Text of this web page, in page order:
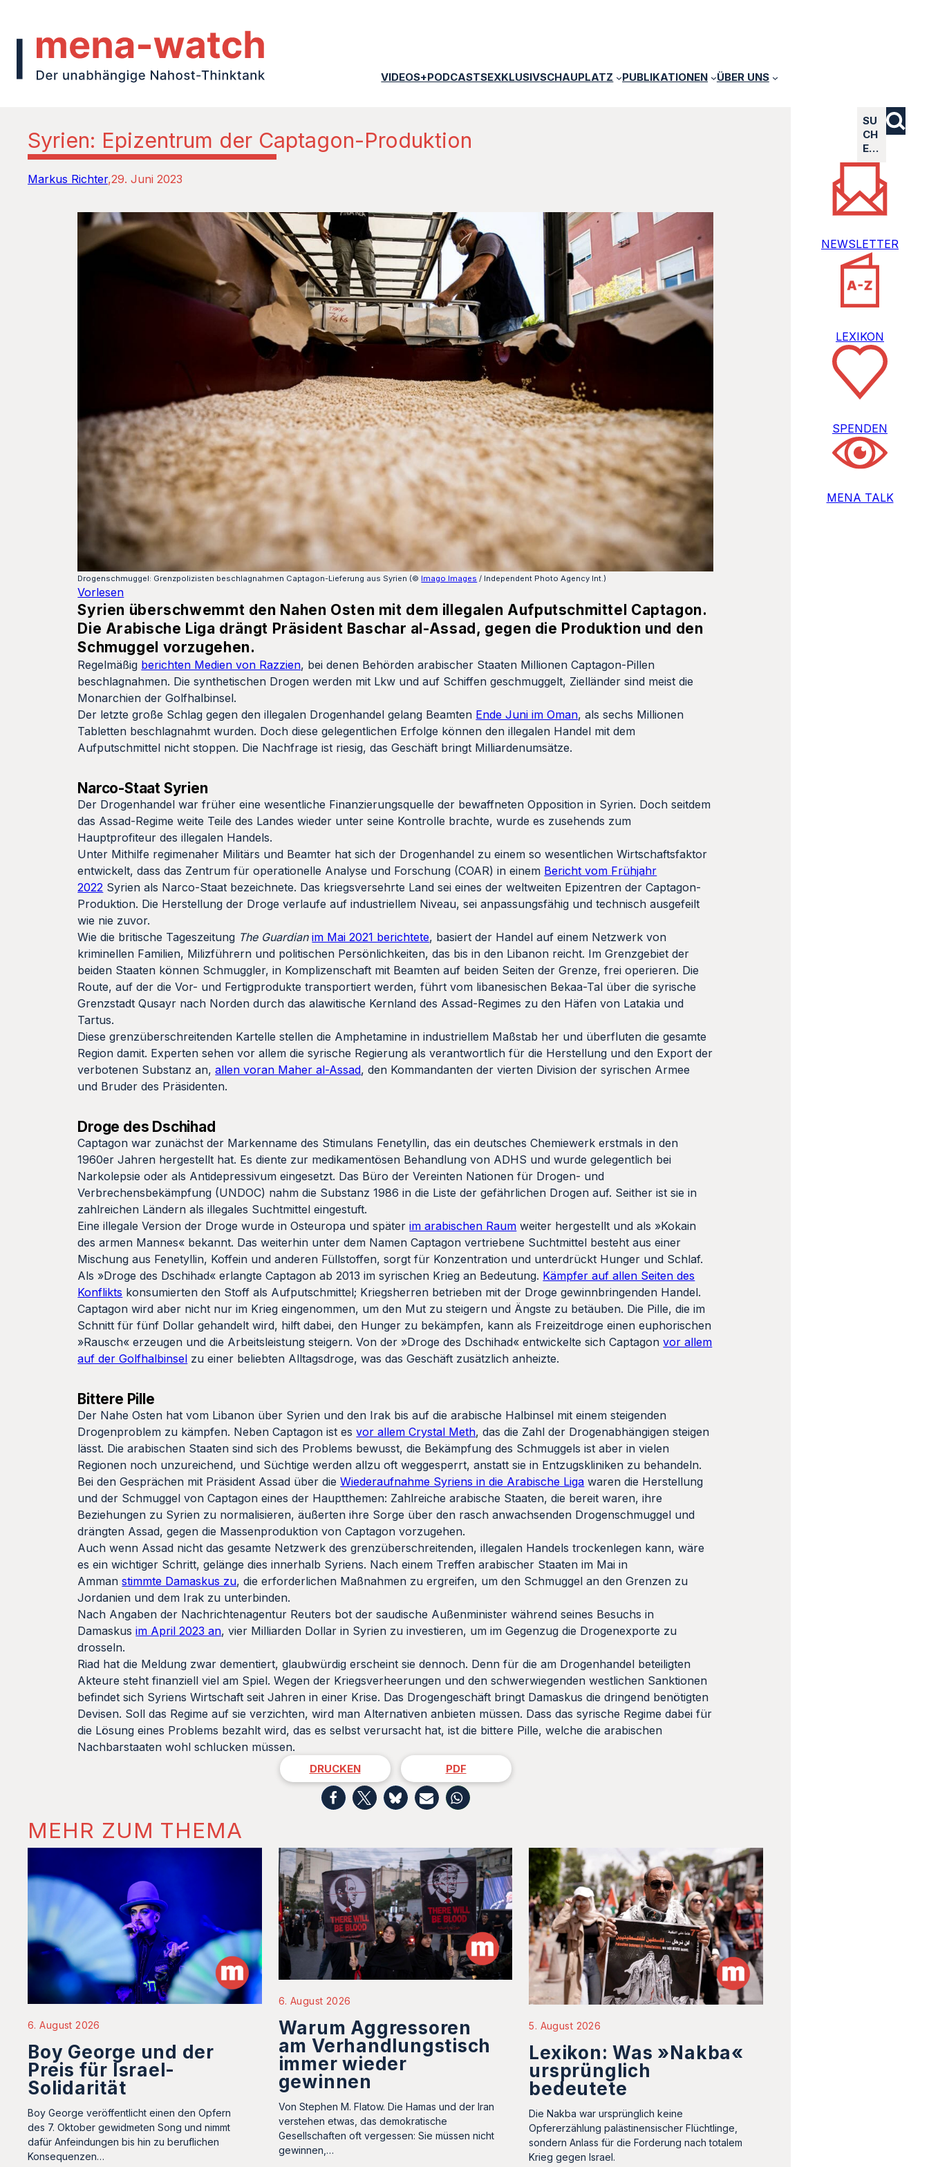
VIDEOS+PODCASTSEXKLUSIVSCHAUPLATZ PUBLIKATIONEN ÜBER UNS
Syrien: Epizentrum der Captagon-Produktion
Markus Richter 29. Juni 2023
Drogenschmuggel: Grenzpolizisten beschlagnahmen Captagon-Lieferung aus Syrien (© Imago Images / Independent Photo Agency Int.)
Vorlesen
Syrien überschwemmt den Nahen Osten mit dem illegalen Aufputschmittel Captagon.
Die Arabische Liga drängt Präsident Baschar al-Assad, gegen die Produktion und den
Schmuggel vorzugehen.
Regelmäßig berichten Medien von Razzien, bei denen Behörden arabischer Staaten Millionen Captagon-Pillen
beschlagnahmen. Die synthetischen Drogen werden mit Lkw und auf Schiffen geschmuggelt, Zielländer sind meist die
Monarchien der Golfhalbinsel.
Der letzte große Schlag gegen den illegalen Drogenhandel gelang Beamten Ende Juni im Oman, als sechs Millionen
Tabletten beschlagnahmt wurden. Doch diese gelegentlichen Erfolge können den illegalen Handel mit dem
Aufputschmittel nicht stoppen. Die Nachfrage ist riesig, das Geschäft bringt Milliardenumsätze.
Narco-Staat Syrien
Der Drogenhandel war früher eine wesentliche Finanzierungsquelle der bewaffneten Opposition in Syrien. Doch seitdem
das Assad-Regime weite Teile des Landes wieder unter seine Kontrolle brachte, wurde es zusehends zum
Hauptprofiteur des illegalen Handels.
Unter Mithilfe regimenaher Militärs und Beamter hat sich der Drogenhandel zu einem so wesentlichen Wirtschaftsfaktor
entwickelt, dass das Zentrum für operationelle Analyse und Forschung (COAR) in einem Bericht vom Frühjahr
2022 Syrien als Narco-Staat bezeichnete. Das kriegsversehrte Land sei eines der weltweiten Epizentren der Captagon-
Produktion. Die Herstellung der Droge verlaufe auf industriellem Niveau, sei anpassungsfähig und technisch ausgefeilt
wie nie zuvor.
Wie die britische Tageszeitung The Guardian im Mai 2021 berichtete, basiert der Handel auf einem Netzwerk von
kriminellen Familien, Milizführern und politischen Persönlichkeiten, das bis in den Libanon reicht. Im Grenzgebiet der
beiden Staaten können Schmuggler, in Komplizenschaft mit Beamten auf beiden Seiten der Grenze, frei operieren. Die
Route, auf der die Vor- und Fertigprodukte transportiert werden, führt vom libanesischen Bekaa-Tal über die syrische
Grenzstadt Qusayr nach Norden durch das alawitische Kernland des Assad-Regimes zu den Häfen von Latakia und
Tartus.
Diese grenzüberschreitenden Kartelle stellen die Amphetamine in industriellem Maßstab her und überfluten die gesamte
Region damit. Experten sehen vor allem die syrische Regierung als verantwortlich für die Herstellung und den Export der
verbotenen Substanz an,allen voran Maher al-Assad, den Kommandanten der vierten Division der syrischen Armee
und Bruder des Präsidenten.
Droge des Dschihad
Captagon war zunächst der Markenname des Stimulans Fenetyllin, das ein deutsches Chemiewerk erstmals in den
1960er Jahren hergestellt hat. Es diente zur medikamentösen Behandlung von ADHS und wurde gelegentlich bei
Narkolepsie oder als Antidepressivum eingesetzt. Das Büro der Vereinten Nationen für Drogen- und
Verbrechensbekämpfung (UNDOC) nahm die Substanz 1986 in die Liste der gefährlichen Drogen auf. Seither ist sie in
zahlreichen Ländern als illegales Suchtmittel eingestuft.
Eine illegale Version der Droge wurde in Osteuropa und späterim arabischen Raum weiter hergestellt und als »Kokain
des armen Mannes« bekannt. Das weiterhin unter dem Namen Captagon vertriebene Suchtmittel besteht aus einer
Mischung aus Fenetyllin, Koffein und anderen Füllstoffen, sorgt für Konzentration und unterdrückt Hunger und Schlaf.
Als »Droge des Dschihad« erlangte Captagon ab 2013 im syrischen Krieg an Bedeutung. Kämpfer auf allen Seiten des
Konflikts konsumierten den Stoff als Aufputschmittel; Kriegsherren betrieben mit der Droge gewinnbringenden Handel.
Captagon wird aber nicht nur im Krieg eingenommen, um den Mut zu steigern und Ängste zu betäuben. Die Pille, die im
Schnitt für fünf Dollar gehandelt wird, hilft dabei, den Hunger zu bekämpfen, kann als Freizeitdroge einen euphorischen
»Rausch« erzeugen und die Arbeitsleistung steigern. Von der »Droge des Dschihad« entwickelte sich Captagonvor allem
auf der Golfhalbinsel zu einer beliebten Alltagsdroge, was das Geschäft zusätzlich anheizte.
Bittere Pille
Der Nahe Osten hat vom Libanon über Syrien und den Irak bis auf die arabische Halbinsel mit einem steigenden
Drogenproblem zu kämpfen. Neben Captagon ist esvor allem Crystal Meth, das die Zahl der Drogenabhängigen steigen
lässt. Die arabischen Staaten sind sich des Problems bewusst, die Bekämpfung des Schmuggels ist aber in vielen
Regionen noch unzureichend, und Süchtige werden allzu oft weggesperrt, anstatt sie in Entzugskliniken zu behandeln.
Bei den Gesprächen mit Präsident Assad über dieWiederaufnahme Syriens in die Arabische Liga waren die Herstellung
und der Schmuggel von Captagon eines der Hauptthemen: Zahlreiche arabische Staaten, die bereit waren, ihre
Beziehungen zu Syrien zu normalisieren, äußerten ihre Sorge über den rasch anwachsenden Drogenschmuggel und
drängten Assad, gegen die Massenproduktion von Captagon vorzugehen.
Auch wenn Assad nicht das gesamte Netzwerk des grenzüberschreitenden, illegalen Handels trockenlegen kann, wäre
es ein wichtiger Schritt, gelänge dies innerhalb Syriens. Nach einem Treffen arabischer Staaten im Mai in
Ammanstimmte Damaskus zu, die erforderlichen Maßnahmen zu ergreifen, um den Schmuggel an den Grenzen zu
Jordanien und dem Irak zu unterbinden.
Nach Angaben der Nachrichtenagentur Reuters bot der saudische Außenminister während seines Besuchs in
Damaskusim April 2023 an, vier Milliarden Dollar in Syrien zu investieren, um im Gegenzug die Drogenexporte zu
drosseln.
Riad hat die Meldung zwar dementiert, glaubwürdig erscheint sie dennoch. Denn für die am Drogenhandel beteiligten
Akteure steht finanziell viel am Spiel. Wegen der Kriegsverheerungen und den schwerwiegenden westlichen Sanktionen
befindet sich Syriens Wirtschaft seit Jahren in einer Krise. Das Drogengeschäft bringt Damaskus die dringend benötigten
Devisen. Soll das Regime auf sie verzichten, wird man Alternativen anbieten müssen. Dass das syrische Regime dabei für
die Lösung eines Problems bezahlt wird, das es selbst verursacht hat, ist die bittere Pille, welche die arabischen
Nachbarstaaten wohl schlucken müssen.
DRUCKEN PDF
MEHR ZUM THEMA
6. August 2026
Boy George und der
Preis für Israel-
Solidarität
Boy George veröffentlicht einen den Opfern
des 7. Oktober gewidmeten Song und nimmt
dafür Anfeindungen bis hin zu beruflichen
Konsequenzen…
6. August 2026
Warum Aggressoren
am Verhandlungstisch
immer wieder
gewinnen
Von Stephen M. Flatow. Die Hamas und der Iran
verstehen etwas, das demokratische
Gesellschaften oft vergessen: Sie müssen nicht
gewinnen,…
5. August 2026
Lexikon: Was »Nakba«
ursprünglich
bedeutete
Die Nakba war ursprünglich keine
Opfererzählung palästinensischer Flüchtlinge,
sondern Anlass für die Forderung nach totalem
Krieg gegen Israel.
SU
CH
E…
NEWSLETTER
LEXIKON
SPENDEN
MENA TALK